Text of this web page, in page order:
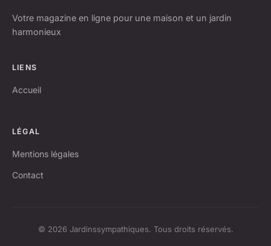
Votre magazine en ligne pour une maison et un jardin
harmonieux
LIENS
Accueil
LÉGAL
Mentions légales
Contact
© 2026 Jardinssympathiques. Tous droits réservés.